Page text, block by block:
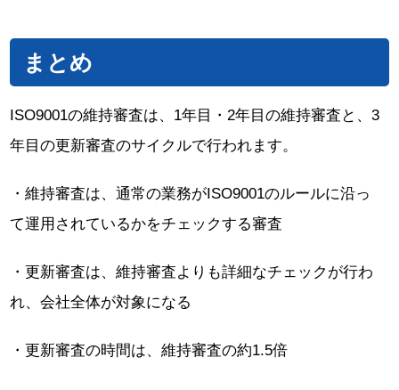
まとめ
ISO9001の維持審査は、1年目・2年目の維持審査と、3
年目の更新審査のサイクルで行われます。
・維持審査は、通常の業務がISO9001のルールに沿っ
て運用されているかをチェックする審査
・更新審査は、維持審査よりも詳細なチェックが行わ
れ、会社全体が対象になる
・更新審査の時間は、維持審査の約1.5倍